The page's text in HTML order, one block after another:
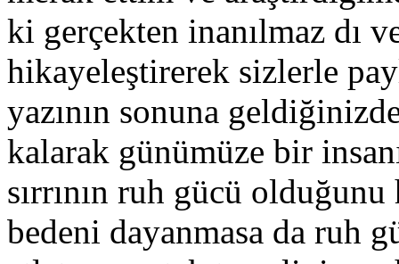
ki gerçekten inanılmaz dı
hikayeleştirerek sizlerle
yazının sonuna
kalarak günümüze bir
sırrının ruh gücü
bedeni dayanmasa da ruh